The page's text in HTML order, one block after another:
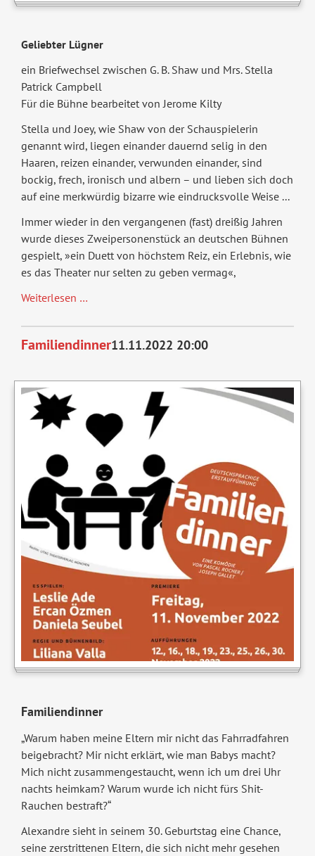
Geliebter Lügner
ein Briefwechsel zwischen G. B. Shaw und Mrs. Stella
Patrick Campbell
Für die Bühne bearbeitet von Jerome Kilty
Stella und Joey, wie Shaw von der Schauspielerin
genannt wird, liegen einander dauernd selig in den
Haaren, reizen einander, verwunden einander, sind
bockig, frech, ironisch und albern – und lieben sich doch
auf eine merkwürdig bizarre wie eindrucksvolle Weise ...
Immer wieder in den vergangenen (fast) dreißig Jahren
wurde dieses Zweipersonenstück an deutschen Bühnen
gespielt, »ein Duett von höchstem Reiz, ein Erlebnis, wie
es das Theater nur selten zu geben vermag«,
Weiterlesen …Geliebter
Szenische
Lesung
Familiendinner11.11.2022 20:00
Familiendinner
„Warum haben meine Eltern mir nicht das Fahrradfahren
beigebracht? Mir nicht erklärt, wie man Babys macht?
Mich nicht zusammengestaucht, wenn ich um drei Uhr
nachts heimkam? Warum wurde ich nicht fürs Shit-
Rauchen bestraft?“
Alexandre sieht in seinem 30. Geburtstag eine Chance,
seine zerstrittenen Eltern, die sich nicht mehr gesehen